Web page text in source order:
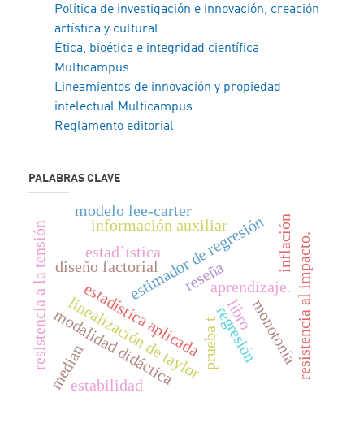
Política de investigación e innovación, creación
artística y cultural
Ética, bioética e integridad científica
Multicampus
Lineamientos de innovación y propiedad
intelectual Multicampus
Reglamento editorial
PALABRAS CLAVE
estadística aplicada
reseña
libro
estimador de regresión
información auxiliar
linealización de taylor regresión
modalidad didáctica
aprendizaje.
diseño factorial
resistencia a la tensión resistencia al impacto.
prueba t monotonía
estabilidad
estad´ıstica inflación
modelo lee-carter
median